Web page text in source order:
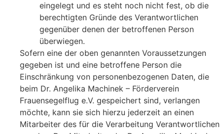
eingelegt und es steht noch nicht fest, ob die
berechtigten Gründe des Verantwortlichen
gegenüber denen der betroffenen Person
überwiegen.
Sofern eine der oben genannten Voraussetzungen
gegeben ist und eine betroffene Person die
Einschränkung von personenbezogenen Daten, die
beim Dr. Angelika Machinek – Förderverein
Frauensegelflug e.V. gespeichert sind, verlangen
möchte, kann sie sich hierzu jederzeit an einen
Mitarbeiter des für die Verarbeitung Verantwortlichen